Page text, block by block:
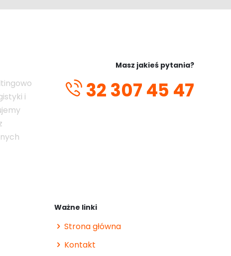
i
Masz jakieś pytania?
32 307 45 47
Ważne linki
Strona główna
Kontakt